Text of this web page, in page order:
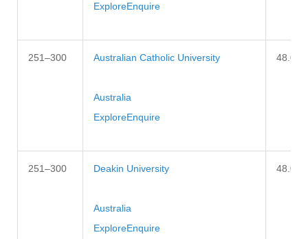
ExploreEnquire
251–300 Australian Catholic University
Australia
ExploreEnquire
251–300 Deakin University
Australia
ExploreEnquire